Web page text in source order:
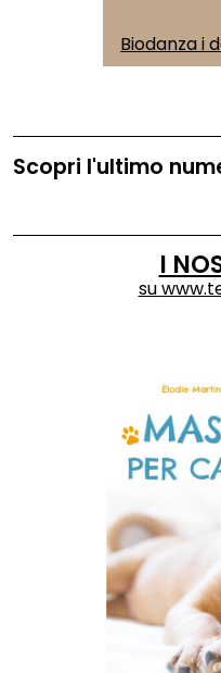
Biodanza i
Scopri l'ultimo
I
su